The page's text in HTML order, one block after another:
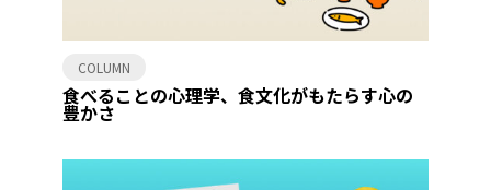
COLUMN
食べることの心理学、食文化がもたらす心の
豊かさ